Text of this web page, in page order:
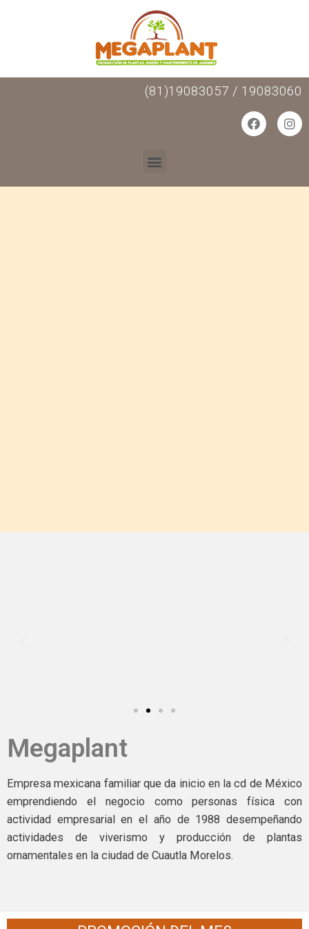
(81)19083057 / 19083060
Megaplant
Empresa mexicana familiar que da inicio en la cd de México
emprendiendo el negocio como personas física con
actividad empresarial en el año de 1988 desempeñando
actividades de viverismo y producción de plantas
ornamentales en la ciudad de Cuautla Morelos.